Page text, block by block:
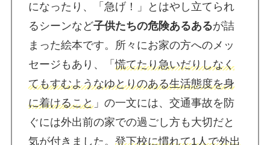
になったり、「急げ！」とはやし立てられ
るシーンなど子供たちの危険あるあるが詰
まった絵本です。所々にお家の方へのメッ
セージもあり、「慌てたり急いだりしなく
てもすむようなゆとりのある生活態度を身
に着けること」の一文には、交通事故を防
ぐには外出前の家での過ごし方も大切だと
気が付きました。 登下校に慣れて1人で外出